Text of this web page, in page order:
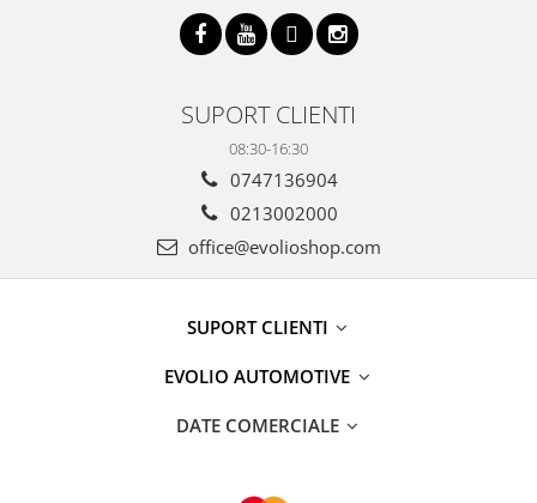
SUPORT CLIENTI
08:30-16:30
0747136904
0213002000
office@evolioshop.com
SUPORT CLIENTI
EVOLIO AUTOMOTIVE
DATE COMERCIALE